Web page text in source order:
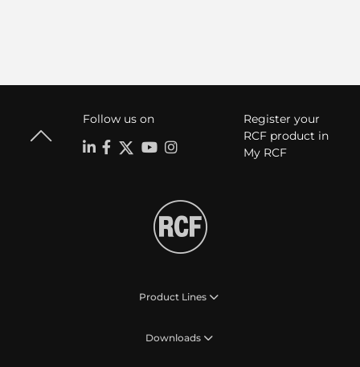
Follow us on
Register your
RCF product in
My RCF
Product Lines
Downloads